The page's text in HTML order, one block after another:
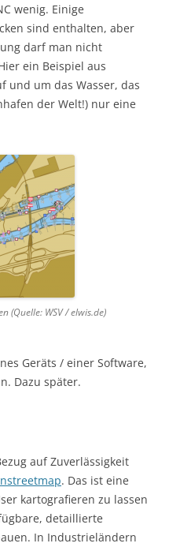
wenig. Einige
sind enthalten, aber
darf man nicht
ein Beispiel aus
und um das Wasser, das
der Welt!) nur eine
(Quelle: WSV / elwis.de)
Geräts / einer Software,
Dazu später.
auf Zuverlässigkeit
. Das ist eine
kartografieren zu lassen
detaillierte
In Industrieländern